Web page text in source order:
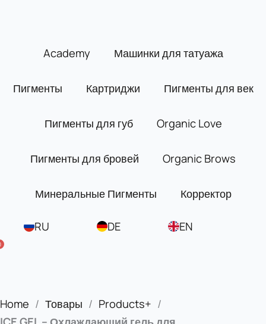
Academy Машинки для татуажа
Пигменты Картриджи Пигменты для век
Пигменты для губ Organic Love
Пигменты для бровей Organic Brows
Минеральные Пигменты Корректор
RU DE EN
Home / Товары / Products+ /